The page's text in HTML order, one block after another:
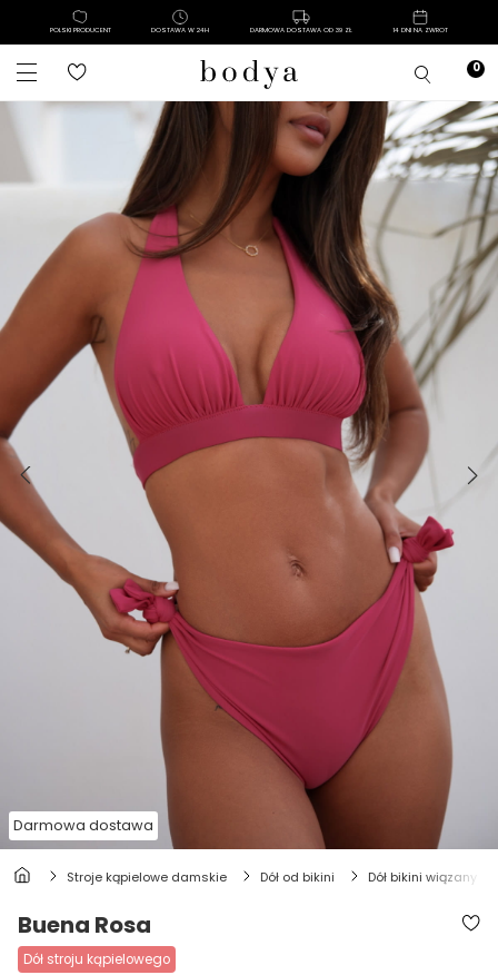
POLSKI PRODUCENT DOSTAWA W 24H DARMOWA DOSTAWA OD 39 ZŁ 14 DNI NA ZWROT
Darmowa dostawa
stroje kąpielowe damskie dół od bikini dół bikini wiązany
Buena Rosa
dół stroju kąpielowego